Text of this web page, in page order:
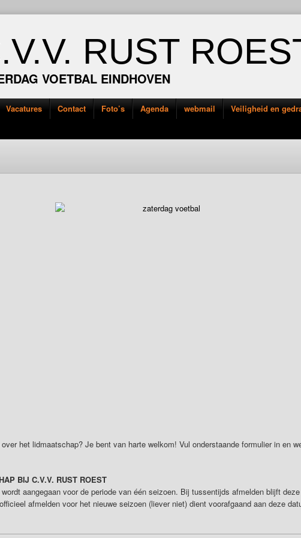
RUST
VOETBAL EINDHOVEN
Vacatures Contact Foto’s Agenda webmail Veiligheid en
het lidmaatschap? Je bent van harte welkom! Vul onderstaande formulier in en
BIJ C.V.V. RUST ROEST
aangegaan voor de periode van één seizoen. Bij tussentijds afmelden blijft
afmelden voor het nieuwe seizoen (liever niet) dient voorafgaand aan deze